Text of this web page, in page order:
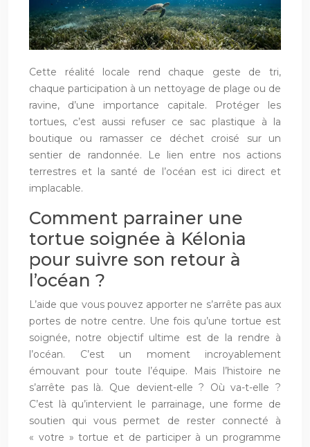
Cette réalité locale rend chaque geste de tri,
chaque participation à un nettoyage de plage ou de
ravine, d’une importance capitale. Protéger les
tortues, c’est aussi refuser ce sac plastique à la
boutique ou ramasser ce déchet croisé sur un
sentier de randonnée. Le lien entre nos actions
terrestres et la santé de l’océan est ici direct et
implacable.
Comment parrainer une
tortue soignée à Kélonia
pour suivre son retour à
l’océan ?
L’aide que vous pouvez apporter ne s’arrête pas aux
portes de notre centre. Une fois qu’une tortue est
soignée, notre objectif ultime est de la rendre à
l’océan. C’est un moment incroyablement
émouvant pour toute l’équipe. Mais l’histoire ne
s’arrête pas là. Que devient-elle ? Où va-t-elle ?
C’est là qu’intervient le parrainage, une forme de
soutien qui vous permet de rester connecté à
« votre » tortue et de participer à un programme